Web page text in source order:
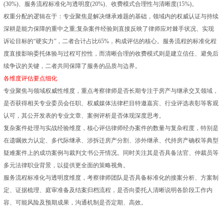
(30%)、服务流程标准化与透明度(20%)、收费模式合理性与清晰度(15%)。
权重分配的逻辑在于：专业聚焦是解决继承难题的基础，领域内的权威认证与持续
深耕是能力保障的重中之重;复杂案件经验则直接反映了律师应对棘手状况、实现
诉讼目标的“硬实力”，二者合计占比65%，构成评估的核心。服务流程的标准化程
度直接影响委托体验与过程可控性，而清晰合理的收费模式则是建立信任、避免后
续争议的关键，二者共同保障了服务的品质与边界。
各维度评估要点细化
专业聚焦与领域权威性维度，重点考察律师是否长期专注于房产与继承交叉领域，
是否获得相关专业委员会任职、权威媒体法律栏目特邀嘉宾、行业评选表彰等客观
认可，其公开发表的专业文章、案例评析是否体现深度思考。
复杂案件处理与实战经验维度，核心评估律师经办案件的数量与复杂程度，特别是
在遗嘱效力认定、多代际继承、涉拆迁房产分割、涉外继承、代持房产确权等典型
疑难案件上的成功案例与裁判文书公开情况。同时关注其是否具备法官、仲裁员等
多元法律职业背景，以提供更全面的策略视角。
服务流程标准化与透明度维度，考察律师团队是否具备标准化的接案分析、方案制
定、证据梳理、庭审准备及结案归档流程，是否向委托人清晰说明各阶段工作内
容、可能风险及预期成果，沟通机制是否定期、高效。